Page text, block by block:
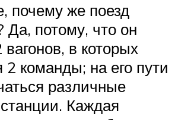
почему же поезд
потому, что он
вагонов, в которых
2 команды; на его пути
различные
Каждая